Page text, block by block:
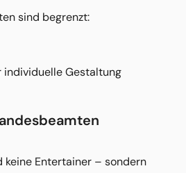
sind begrenzt:
individuelle Gestaltung
keine Entertainer – sondern